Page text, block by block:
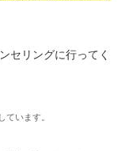
セリングに行ってく
います。